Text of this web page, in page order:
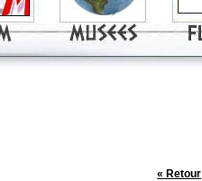
« Retour